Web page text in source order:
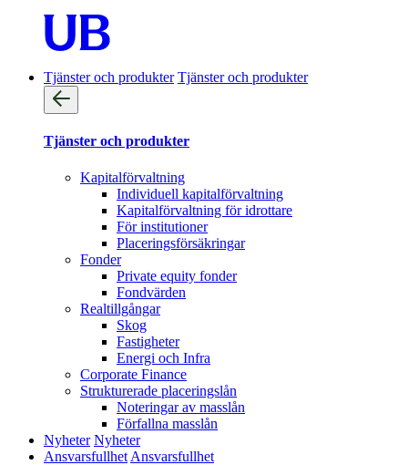
Tjänster och produkter Tjänster och produkter
Tjänster och produkter
Kapitalförvaltning
Individuell kapitalförvaltning
Kapitalförvaltning för idrottare
För institutioner
Placeringsförsäkringar
Fonder
Private equity fonder
Fondvärden
Realtillgångar
Skog
Fastigheter
Energi och Infra
Corporate Finance
Strukturerade placeringslån
Noteringar av masslån
Förfallna masslån
Nyheter Nyheter
Ansvarsfullhet Ansvarsfullhet